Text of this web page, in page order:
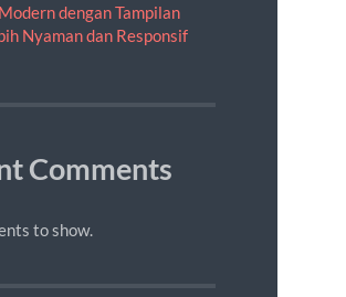
dengan Tampilan
Nyaman dan Responsif
Comments
to show.